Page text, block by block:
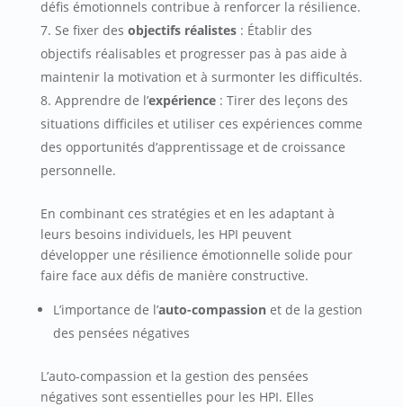
défis émotionnels contribue à renforcer la résilience.
Se fixer des objectifs réalistes: Établir des
objectifs réalisables et progresser pas à pas aide à
maintenir la motivation et à surmonter les difficultés.
Apprendre de l’expérience: Tirer des leçons des
situations difficiles et utiliser ces expériences comme
des opportunités d’apprentissage et de croissance
personnelle.
En combinant ces stratégies et en les adaptant à
leurs besoins individuels, les HPI peuvent
développer une résilience émotionnelle solide pour
faire face aux défis de manière constructive.
L’importance de l’auto-compassionet de la gestion
des pensées négatives
L’auto-compassion et la gestion des pensées
négatives sont essentielles pour les HPI. Elles